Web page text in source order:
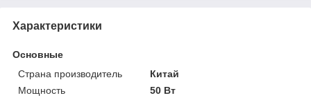
Характеристики
Основные
Страна производитель
Китай
Мощность
50 Вт